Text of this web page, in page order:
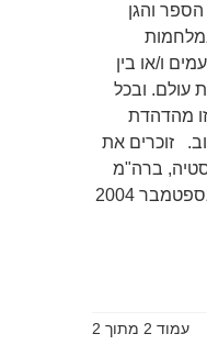
והגן
ו/או בין
עולם. ובכל
מהדהדת
זוכרים את
ברה"מ
לשעבר) ששילמו בחייהם בספטמבר 2004
עמוד 2 מתוך 2